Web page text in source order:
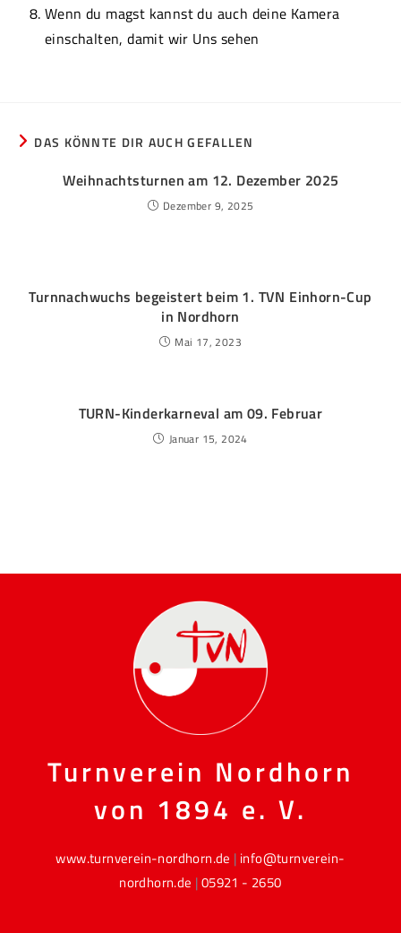
Wenn du magst kannst du auch deine Kamera
einschalten, damit wir Uns sehen
DAS KÖNNTE DIR AUCH GEFALLEN
Weihnachtsturnen am 12. Dezember 2025
Dezember 9, 2025
Turnnachwuchs begeistert beim 1. TVN Einhorn-Cup
in Nordhorn
Mai 17, 2023
TURN-Kinderkarneval am 09. Februar
Januar 15, 2024
Turnverein Nordhorn
von 1894 e. V.
www.turnverein-nordhorn.de | info@turnverein-
nordhorn.de |05921 - 2650